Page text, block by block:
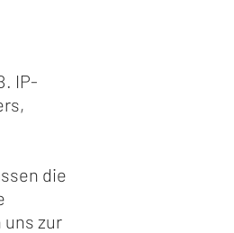
IP-
die
uns zur